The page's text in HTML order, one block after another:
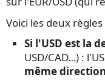
Voici les deux
Si l'USD est la
USD/CAD…) :
même direction